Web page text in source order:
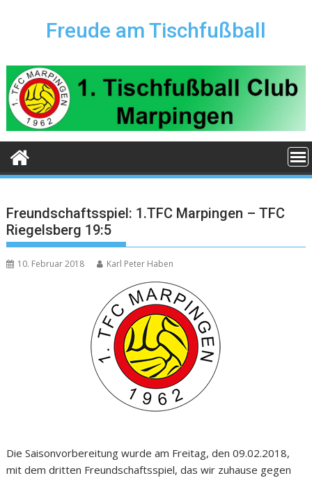
Freude am Tischfußball
Freundschaftsspiel: 1.TFC Marpingen – TFC
Riegelsberg 19:5
10. Februar 2018 Karl Peter Haben
Die Saisonvorbereitung wurde am Freitag, den 09.02.2018,
mit dem dritten Freundschaftsspiel, das wir zuhause gegen